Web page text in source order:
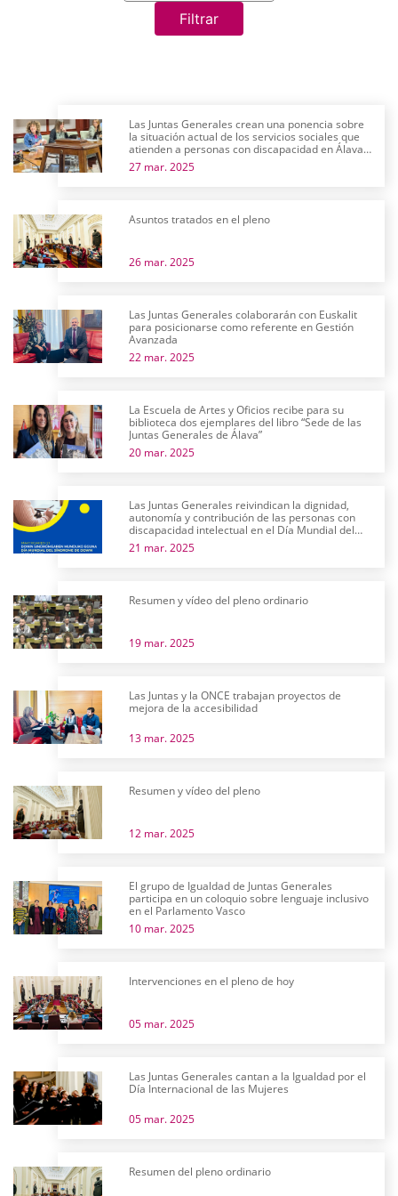
Filtrar
Las Juntas Generales crean una ponencia sobre
la situación actual de los servicios sociales que
atienden a personas con discapacidad en Álava y
su futuro próximo
27 mar. 2025
Asuntos tratados en el pleno
26 mar. 2025
Las Juntas Generales colaborarán con Euskalit
para posicionarse como referente en Gestión
Avanzada
22 mar. 2025
La Escuela de Artes y Oficios recibe para su
biblioteca dos ejemplares del libro “Sede de las
Juntas Generales de Álava”
20 mar. 2025
Las Juntas Generales reivindican la dignidad,
autonomía y contribución de las personas con
discapacidad intelectual en el Día Mundial del
Síndrome de Down
21 mar. 2025
Resumen y vídeo del pleno ordinario
19 mar. 2025
Las Juntas y la ONCE trabajan proyectos de
mejora de la accesibilidad
13 mar. 2025
Resumen y vídeo del pleno
12 mar. 2025
El grupo de Igualdad de Juntas Generales
participa en un coloquio sobre lenguaje inclusivo
en el Parlamento Vasco
10 mar. 2025
Intervenciones en el pleno de hoy
05 mar. 2025
Las Juntas Generales cantan a la Igualdad por el
Día Internacional de las Mujeres
05 mar. 2025
Resumen del pleno ordinario